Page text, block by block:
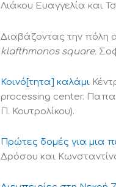
Λιάκου Ευαγγελία και
Διαβάζοντας την πόλη
klafthmonos square.
Κοινό[τητα] καλάμι
processing center.
Π. Κουτρολίκου).
Πρώτες δομές για μια
Δρόσου και